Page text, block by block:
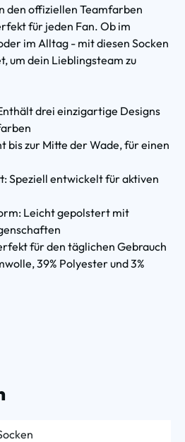
den offiziellen Teamfarben
für jeden Fan. Ob im
im Alltag - mit diesen Socken
um dein Lieblingsteam zu
drei einzigartige Designs
bis zur Mitte der Wade, für einen
Speziell entwickelt für aktiven
Leicht gepolstert mit
für den täglichen Gebrauch
39% Polyester und 3%